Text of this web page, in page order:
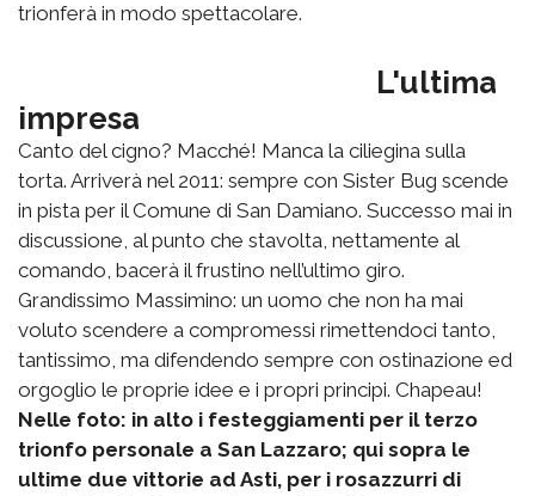
trionferà in modo spettacolare.
L'ultima
impresa
Canto del cigno? Macché! Manca la ciliegina sulla
torta. Arriverà nel 2011: sempre con Sister Bug scende
in pista per il Comune di San Damiano. Successo mai in
discussione, al punto che stavolta, nettamente al
comando, bacerà il frustino nell’ultimo giro.
Grandissimo Massimino: un uomo che non ha mai
voluto scendere a compromessi rimettendoci tanto,
tantissimo, ma difendendo sempre con ostinazione ed
orgoglio le proprie idee e i propri principi. Chapeau!
Nelle foto: in alto i festeggiamenti per il terzo
trionfo personale a San Lazzaro; qui sopra le
ultime due vittorie ad Asti, per i rosazzurri di